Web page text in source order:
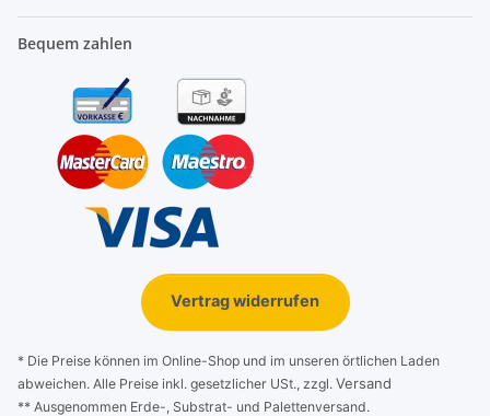
Bequem zahlen
Vertrag widerrufen
* Die Preise können im Online-Shop und im unseren örtlichen Laden
abweichen. Alle Preise inkl. gesetzlicher USt., zzgl. Versand
** Ausgenommen Erde-, Substrat- und Palettenversand.